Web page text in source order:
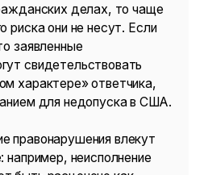
делах, то чаще
риска они не несут. Если
заявленные
свидетельствовать
характере» ответчика,
для недопуска в США.
правонарушения влекут
например, неисполнение